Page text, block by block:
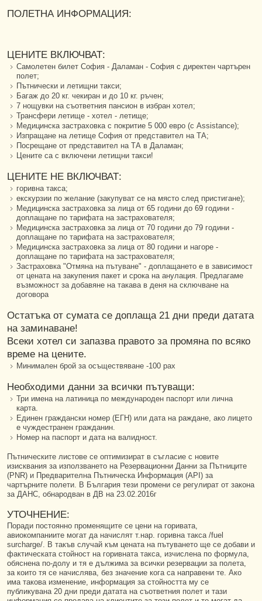
ПОЛЕТНА ИНФОРМАЦИЯ:
ЦЕНИТЕ ВКЛЮЧВАТ:
Самолетен билет София - Даламан - София с директен чартърен
полет;
Пътнически и летищни такси;
Багаж до 20 кг. чекиран и до 10 кг. ръчен;
7 нощувки на съответния пансион в избран хотел;
Трансфери летище - хотел - летище;
Медицинска застраховка с покритие 5 000 евро (с Assistance);
Изпращане на летище София от представител на ТА;
Посрещане от представител на ТА в Даламан;
Цените са с включени летищни такси!
ЦЕНИТЕ НЕ ВКЛЮЧВАТ:
горивна такса;
екскурзии по желание (закупуват се на място след пристигане);
Медицинска застраховка за лица от 65 години до 69 години -
доплащане по тарифата на застрахователя;
Медицинска застраховка за лица от 70 години до 79 години -
доплащане по тарифата на застрахователя;
Медицинска застраховка за лица от 80 години и нагоре -
доплащане по тарифата на застрахователя;
Застраховка "Отмяна на пътуване" - доплащането е в зависимост
от цената на закупения пакет и срока на анулация. Предлагаме
възможност за добавяне на такава в деня на сключване на
договора
Остатъка от сумата се доплаща 21 дни преди датата
на заминаване!
Всеки хотел си запазва правото за промяна по всяко
време на цените.
Минимален брой за осъществяване -100 рах
Необходими данни за всички пътуващи:
Три имена на латиница по международен паспорт или лична
карта.
Единен граждански номер (ЕГН) или дата на раждане, ако лицето
е чуждестранен гражданин.
Номер на паспорт и дата на валидност.
Пътническите листове се оптимизират в съгласие с новите
изисквания за използването на Резервационни Данни за Пътниците
(PNR) и Предварителна Пътническа Информация (API) за
чартърните полети. В България тези промени се регулират от закона
за ДАНС, обнародван в ДВ на 23.02.2016г
УТОЧНЕНИЕ:
Поради постоянно променящите се цени на горивата,
авиокомпаниите могат да начислят т.нар. горивна такса /fuel
surcharge/. В такъв случай към цената на пътуването ще се добави и
фактическата стойност на горивната такса, изчислена по формула,
обяснена по-долу и тя е дължима за всички резервации за полета,
за които тя се начислява, без значение кога са направени те. Ако
има такова изменение, информация за стойността му се
публикувана 20 дни преди датата на съответния полет и тази